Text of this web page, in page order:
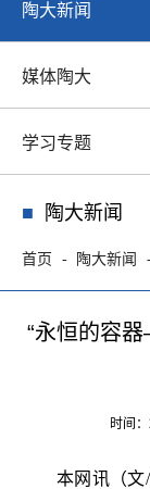
陶大新闻
媒体陶大
学习专题
陶大新闻
首页 陶大新闻
“永恒的容
时间
本网讯（文